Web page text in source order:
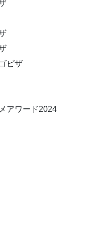
ピザ
アワード2024